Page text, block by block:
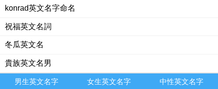
konrad英文名字命名
祝福英文名詞
冬瓜英文名
貴族英文名男
男生英文名字 女生英文名字 中性英文名字